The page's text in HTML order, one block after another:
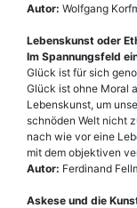
Autor: Wolfgang
Lebenskunst oder
Im Spannungsfeld
Glück ist für sich
Glück ist ohne Moral
Lebenskunst, um
schnöden Welt nicht
nach wie vor eine
mit dem objektiven
Autor: Ferdinand
Askese und die